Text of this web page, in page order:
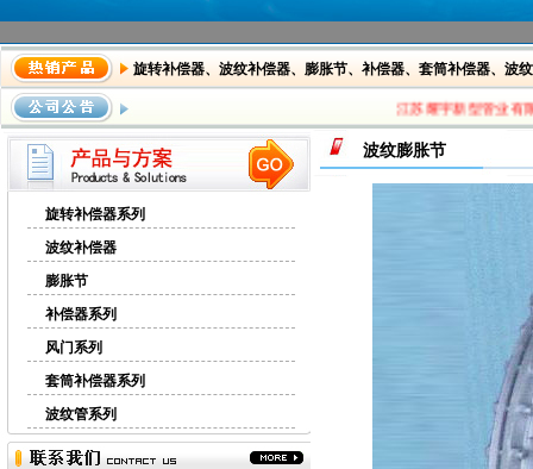
dddddddddddd
旋转补偿器、 波纹补偿器、 膨胀节、 补偿器、 套筒补偿器、 波
江苏耀宇新型管业有限
旋转补偿器系列
波纹补偿器
膨胀节
补偿器系列
风门系列
套筒补偿器系列
波纹管系列
波纹膨胀节